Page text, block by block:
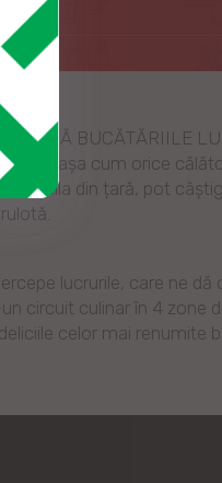
LASĂ BUCĂTĂRIILE
și așa cum orice
Linella din țară, pot
lucrurile, care ne dă
circuit culinar în 4 zone
celor mai renumite